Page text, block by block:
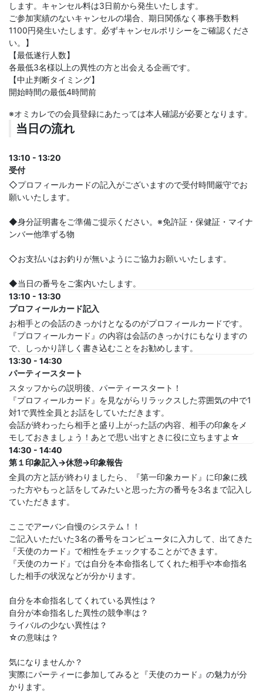
します。キャンセル料は3日前から発生いたします。
ご参加実績のないキャンセルの場合、期日関係なく事務手数料
1100円発生いたします。必ずキャンセルポリシーをご確認くださ
い。】
【最低遂行人数】
各最低3名様以上の異性の方と出会える企画です。
【中止判断タイミング】
開始時間の最低4時間前
※オミカレでの会員登録にあたっては本人確認が必要となります。
当日の流れ
13:10 - 13:20
受付
◇プロフィールカードの記入がございますので受付時間厳守でお
願いいたします。
◆身分証明書をご準備ご提示ください。※免許証・保健証・マイナ
ンバー他準ずる物
◇お支払いはお釣りが無いようにご協力お願いいたします。
◆当日の番号をご案内いたします。
13:10 - 13:30
プロフィールカード記入
お相手との会話のきっかけとなるのがプロフィールカードです。
『プロフィールカード』の内容は会話のきっかけにもなりますの
で、しっかり詳しく書き込むことをお勧めします。
13:30 - 14:30
パーティースタート
スタッフからの説明後、パーティースタート！
『プロフィールカード』を見ながらリラックスした雰囲気の中で1
対1で異性全員とお話をしていただきます。
会話が終わったら相手と盛り上がった話の内容、相手の印象をメ
モしておきましょう！あとで思い出すときに役に立ちますよ☆
14:30 - 14:40
第１印象記入→休憩→印象報告
全員の方と話が終わりましたら、『第一印象カード』に印象に残
った方やもっと話をしてみたいと思った方の番号を3名まで記入し
ていただきます。
ここでアーバン自慢のシステム！！
ご記入いただいた3名の番号をコンピュータに入力して、出てきた
『天使のカード』で相性をチェックすることができます。
『天使のカード』では自分を本命指名してくれた相手や本命指名
した相手の状況などが分かります。
自分を本命指名してくれている異性は？
自分が本命指名した異性の競争率は？
ライバルの少ない異性は？
☆の意味は？
気になりませんか？
実際にパーティーに参加してみると『天使のカード』の魅力が分
かります。